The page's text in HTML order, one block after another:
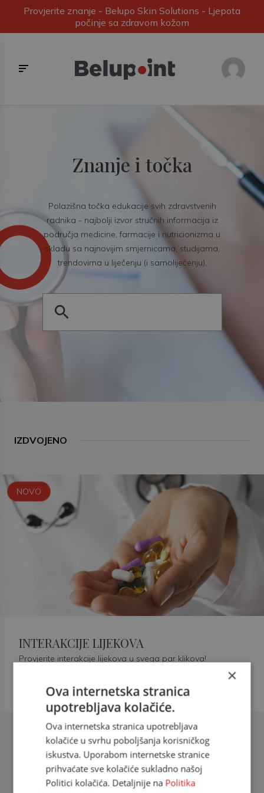
Provjerite znanje - Belupo Skin Solutions - Ljepota
počinje sa zdravom kožom
Znanje i točka
Polazišna točka edukacije svih zdravstvenih
radnika - najbolji izvor stručnih informacija iz
područja medicine, farmacije i nutricionizma u
skladu sa najnovijim smjernicama, studijama,
trendovima u liječenju (i samoliječenju).
IZDVOJENO
Šećerna bolest tip 2 = kardiovaskularna
doc. dr. sc. Višnja Kokić Maleš,
dr.med., specijalististica
NOVO
INTERAKCIJE LIJEKOVA
Provjerite interakcije lijekova u svega par klikova!
×
Ova internetska stranica
upotrebljava kolačiće.
Ova internetska stranica upotrebljava
kolačiće u svrhu poboljšanja korisničkog
iskustva. Uporabom internetske stranice
prihvaćate sve kolačiće sukladno našoj
Politici kolačića. Detaljnije na Politika